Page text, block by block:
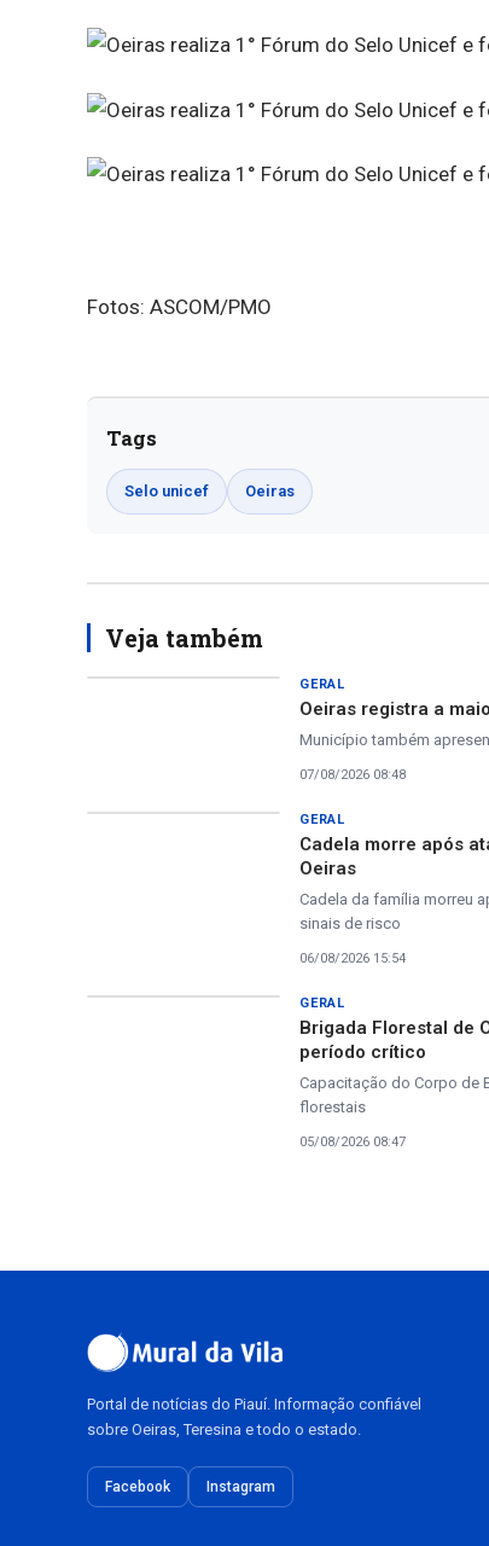
Fotos: ASCOM/PMO
Tags
Selo unicef Oeiras
Veja também
GERAL
Oeiras registra a
Município também
07/08/2026 08:48
GERAL
Cadela morre após
Oeiras
Cadela da família morreu
sinais de risco
06/08/2026 15:54
GERAL
Brigada Florestal de
período crítico
Capacitação do Corpo de
florestais
05/08/2026 08:47
Portal de notícias do Piauí. Informação confiável
sobre Oeiras, Teresina e todo o estado.
Facebook Instagram